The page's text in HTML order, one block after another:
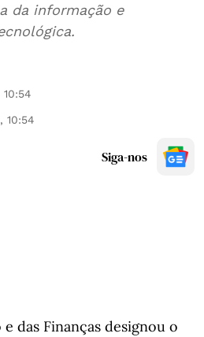
da informação e
10:54
Siga-nos
das Finanças designou o